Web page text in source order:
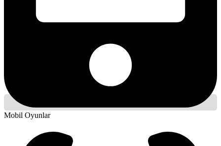
Mobil Oyunlar